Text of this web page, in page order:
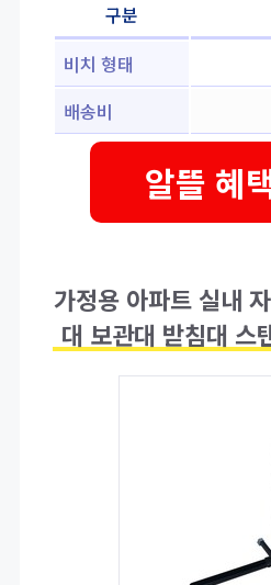
구분
비치 형태
배송비
알뜰 혜
가정용 아파트 실내
대 보관대 받침대 스